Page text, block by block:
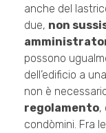
anche del
due, non
possono
dell’edificio a
non è
regolamento,
condòmini. Fra